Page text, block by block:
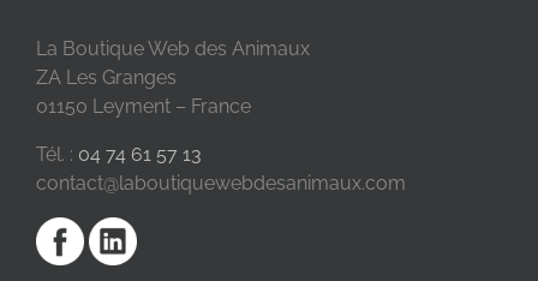
La Boutique Web des Animaux
ZA Les Granges
01150 Leyment – France
Tél. : 04 74 61 57 13
contact@laboutiquewebdesanimaux.com